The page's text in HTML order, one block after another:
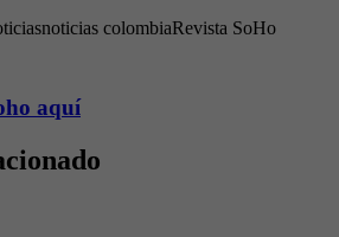
noticias colombiaRevista SoHo
aquí